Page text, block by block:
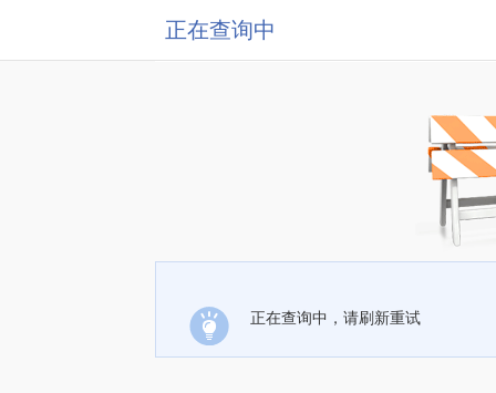
正在查询中
正在查询中，请刷新重试